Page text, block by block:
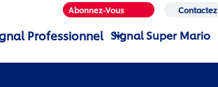
Abonnez-Vous
Contactez
Professionnel Signal Super Mario